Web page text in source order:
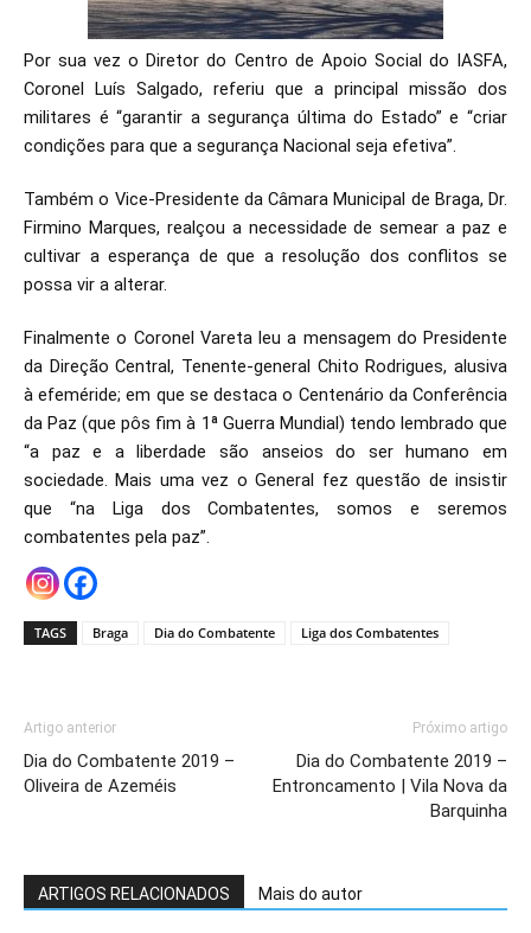
Por sua vez o Diretor do Centro de Apoio Social do IASFA,
Coronel Luís Salgado, referiu que a principal missão dos
militares é “garantir a segurança última do Estado” e “criar
condições para que a segurança Nacional seja efetiva”.
Também o Vice-Presidente da Câmara Municipal de Braga, Dr.
Firmino Marques, realçou a necessidade de semear a paz e
cultivar a esperança de que a resolução dos conflitos se
possa vir a alterar.
Finalmente o Coronel Vareta leu a mensagem do Presidente
da Direção Central, Tenente-general Chito Rodrigues, alusiva
à efeméride; em que se destaca o Centenário da Conferência
da Paz (que pôs fim à 1ª Guerra Mundial) tendo lembrado que
“a paz e a liberdade são anseios do ser humano em
sociedade. Mais uma vez o General fez questão de insistir
que “na Liga dos Combatentes, somos e seremos
combatentes pela paz”.
TAGS Braga Dia do Combatente Liga dos Combatentes
Artigo anterior
Dia do Combatente 2019 –
Oliveira de Azeméis
Próximo artigo
Dia do Combatente 2019 –
Entroncamento | Vila Nova da
Barquinha
ARTIGOS RELACIONADOS Mais do autor